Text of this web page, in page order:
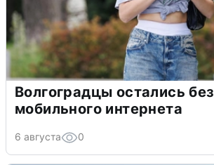
Волгоградцы остались без
мобильного интернета
6 августа 0